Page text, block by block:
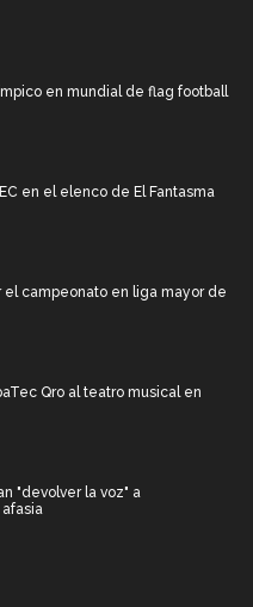
en mundial de flag football
en el elenco de El Fantasma
el campeonato en liga mayor de
Qro al teatro musical en
"devolver la voz" a